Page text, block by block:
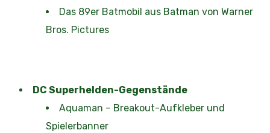
Das 89er Batmobil aus Batman von Warner
Bros. Pictures
DC Superhelden-Gegenstände
Aquaman – Breakout-Aufkleber und
Spielerbanner